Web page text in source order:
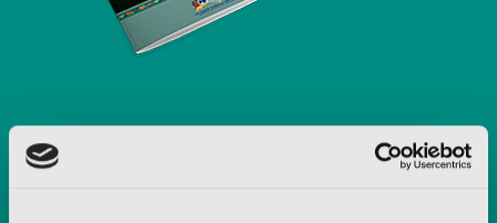
Möchten Sie weitere Informationen